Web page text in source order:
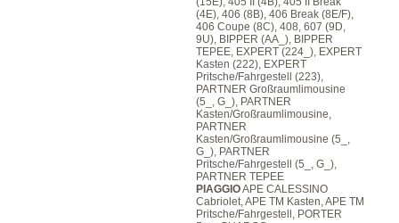
(4E), 406 (8B), 406 Break (8E/F),
406 Coupe (8C), 408, 607 (9D,
9U), BIPPER (AA_), BIPPER
TEPEE, EXPERT (224_), EXPERT
Kasten (222), EXPERT
Pritsche/Fahrgestell (223),
PARTNER Großraumlimousine
(5_, G_), PARTNER
Kasten/Großraumlimousine,
PARTNER
Kasten/Großraumlimousine (5_,
G_), PARTNER
Pritsche/Fahrgestell (5_, G_),
PARTNER TEPEE
PIAGGIOAPE CALESSINO
Cabriolet, APE TM Kasten, APE TM
Pritsche/Fahrgestell, PORTER